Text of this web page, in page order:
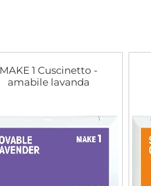
MAKE 1 Cuscinetto -
amabile lavanda